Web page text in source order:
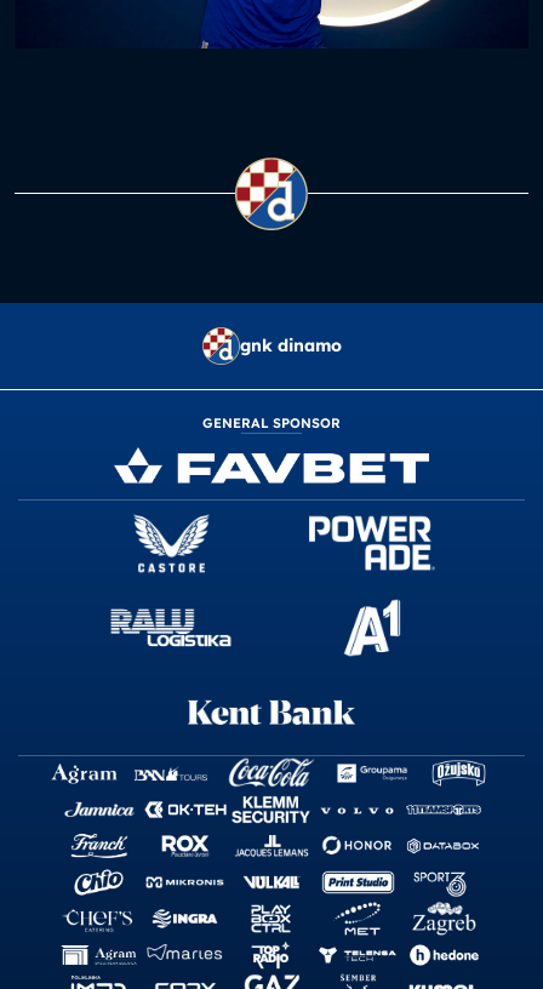
gnk dinamo
GENERAL SPONSOR